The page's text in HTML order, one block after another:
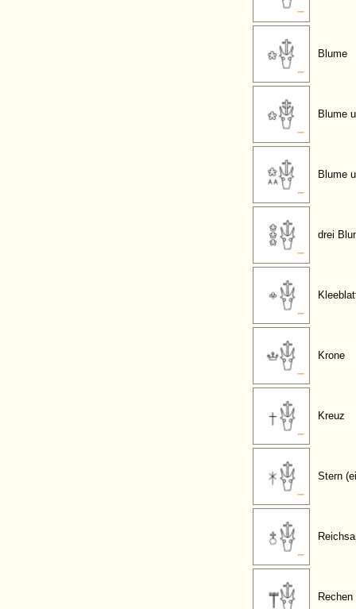
Blume
Blume
Blume
drei
Krone
Kreuz
Stern
Rechen